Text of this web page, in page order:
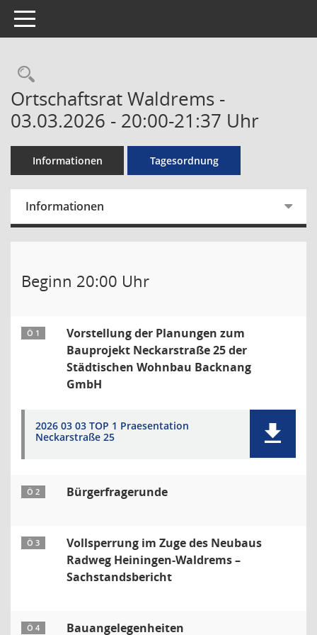
Toggle navigation
Rechercheauswahl
Ortschaftsrat Waldrems -
03.03.2026 - 20:00-21:37 Uhr
Informationen Tagesordnung
Informationen
Beginn 20:00 Uhr
Ö 1
Vorstellung der Planungen zum
Bauprojekt Neckarstraße 25 der
Städtischen Wohnbau Backnang
GmbH
2026 03 03 TOP 1 Praesentation
Neckarstraße 25
Ö 2 Bürgerfragerunde
Ö 3
Vollsperrung im Zuge des Neubaus
Radweg Heiningen-Waldrems –
Sachstandsbericht
Ö 4 Bauangelegenheiten